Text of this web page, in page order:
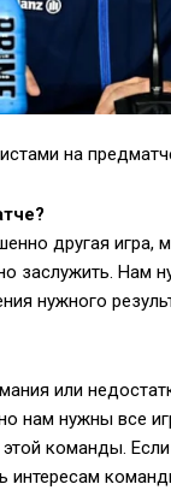
на
другая
заслужить.
нужного
или
нам нужны все
команды.
интересам